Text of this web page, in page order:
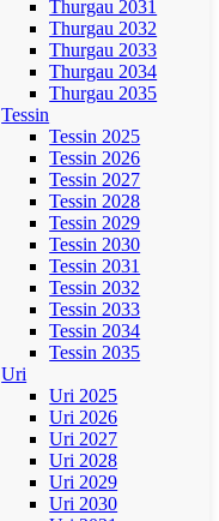
Thurgau 2031
Thurgau 2032
Thurgau 2033
Thurgau 2034
Thurgau 2035
Tessin
Tessin 2025
Tessin 2026
Tessin 2027
Tessin 2028
Tessin 2029
Tessin 2030
Tessin 2031
Tessin 2032
Tessin 2033
Tessin 2034
Tessin 2035
Uri
Uri 2025
Uri 2026
Uri 2027
Uri 2028
Uri 2029
Uri 2030